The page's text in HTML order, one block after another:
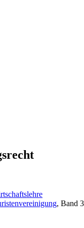
, Band